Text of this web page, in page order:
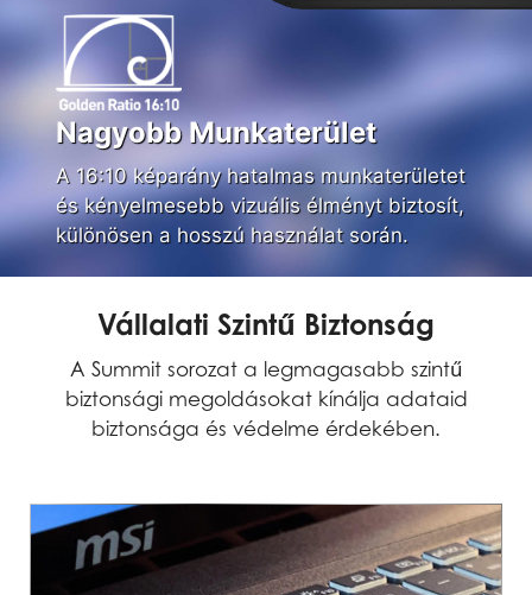
Nagyobb Munkaterület
A 16:10 képarány hatalmas munkaterületet
és kényelmesebb vizuális élményt biztosít,
különösen a hosszú használat során.
Vállalati Szintű Biztonság
A Summit sorozat a legmagasabb szintű
biztonsági megoldásokat kínálja adataid
biztonsága és védelme érdekében.